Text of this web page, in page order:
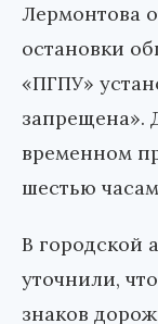
Лермонтова
остановки
«ПГПУ»
запрещена».
временном
шестью
В городской
уточнили,
знаков